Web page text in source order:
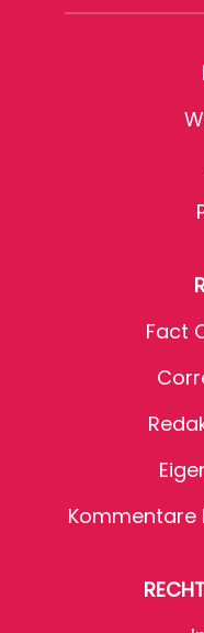
Fact
Kommentare